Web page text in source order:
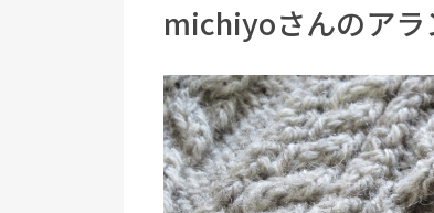
michiyoさんのアラ